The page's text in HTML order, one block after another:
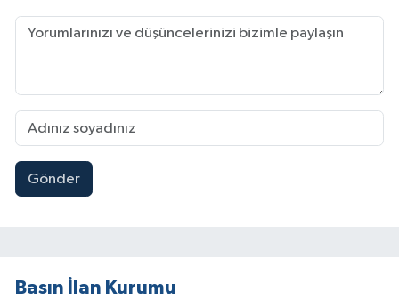
Gönder
Basın İlan Kurumu